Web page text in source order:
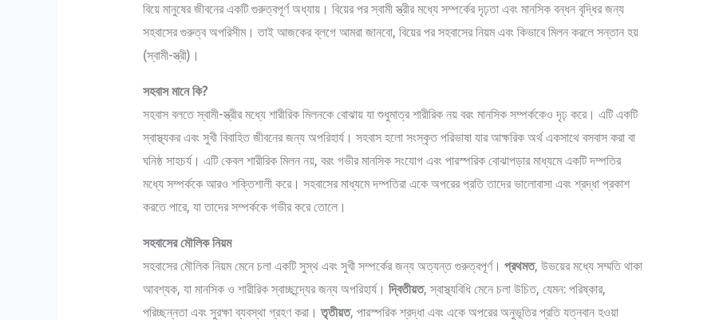
বিয়ে মানুষের জীবনের একটি গুরুত্বপূর্ণ অধ্যায়। বিয়ের পর স্বামী স্ত্রীর মধ্যে সম্পর্কের দৃঢ়তা এবং মানসিক বন্ধন বৃদ্ধির জন্য
সহবাসের গুরুত্ব অপরিসীম। তাই আজকের ব্লগে আমরা জানবো, বিয়ের পর সহবাসের নিয়ম এবং কিভাবে মিলন করলে সন্তান হয়
(স্বামী-স্ত্রী)।
সহবাস মানে কি?
সহবাস বলতে স্বামী-স্ত্রীর মধ্যে শারীরিক মিলনকে বোঝায় যা শুধুমাত্র শারীরিক নয় বরং মানসিক সম্পর্ককেও দৃঢ় করে। এটি একটি
স্বাস্থ্যকর এবং সুখী বিবাহিত জীবনের জন্য অপরিহার্য। সহবাস হলো সংস্কৃত পরিভাষা যার আক্ষরিক অর্থ একসাথে বসবাস করা বা
ঘনিষ্ঠ সাহচর্য। এটি কেবল শারীরিক মিলন নয়, বরং গভীর মানসিক সংযোগ এবং পারস্পরিক বোঝাপড়ার মাধ্যমে একটি দম্পতির
মধ্যে সম্পর্ককে আরও শক্তিশালী করে। সহবাসের মাধ্যমে দম্পতিরা একে অপরের প্রতি তাদের ভালোবাসা এবং শ্রদ্ধা প্রকাশ
করতে পারে, যা তাদের সম্পর্ককে গভীর করে তোলে।
সহবাসের মৌলিক নিয়ম
সহবাসের মৌলিক নিয়ম মেনে চলা একটি সুস্থ এবং সুখী সম্পর্কের জন্য অত্যন্ত গুরুত্বপূর্ণ। প্রথমত, উভয়ের মধ্যে সম্মতি থাকা
আবশ্যক, যা মানসিক ও শারীরিক স্বাচ্ছন্দ্যের জন্য অপরিহার্য। দ্বিতীয়ত, স্বাস্থ্যবিধি মেনে চলা উচিত, যেমন: পরিষ্কার,
পরিচ্ছন্নতা এবং সুরক্ষা ব্যবস্থা গ্রহণ করা।তৃতীয়ত, পারস্পরিক শ্রদ্ধা এবং একে অপরের অনুভূতির প্রতি যত্নবান হওয়া